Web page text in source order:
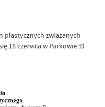
plastycznych związanych
18 czerwca w Parkowie :D